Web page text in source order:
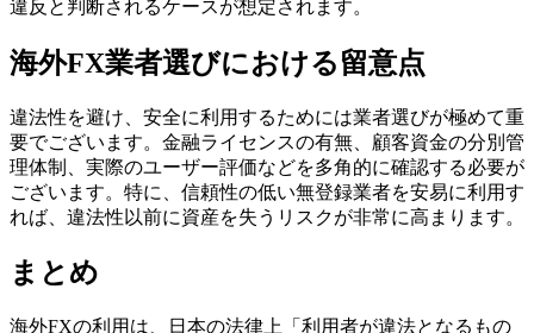
違反と判断されるケースが想定されます。
海外FX業者選びにおける留意点
違法性を避け、安全に利用するためには業者選びが極めて重
要でございます。金融ライセンスの有無、顧客資金の分別管
理体制、実際のユーザー評価などを多角的に確認する必要が
ございます。特に、信頼性の低い無登録業者を安易に利用す
れば、違法性以前に資産を失うリスクが非常に高まります。
まとめ
海外FXの利用は、日本の法律上「利用者が違法となるもの